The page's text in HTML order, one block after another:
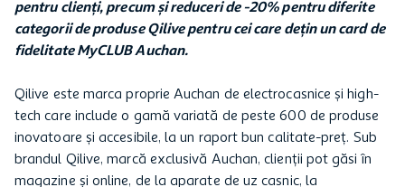
pentru clienți, precum și reduceri de -20% pentru diferite
categorii de produse Qilive pentru cei care dețin un card de
fidelitate MyCLUB Auchan.
Qilive este marca proprie Auchan de electrocasnice și high-
tech care include o gamă variată de peste 600 de produse
inovatoare și accesibile, la un raport bun calitate-preț. Sub
brandul Qilive, marcă exclusivă Auchan, clienții pot găsi în
magazine și online, de la aparate de uz casnic, la